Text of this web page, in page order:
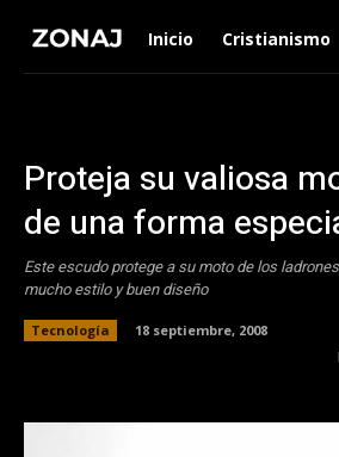
Inicio Cristianismo
Proteja su valiosa
de una forma
Este escudo protege a su moto de los
mucho estilo y buen diseño
Tecnología
18 septiembre, 2008